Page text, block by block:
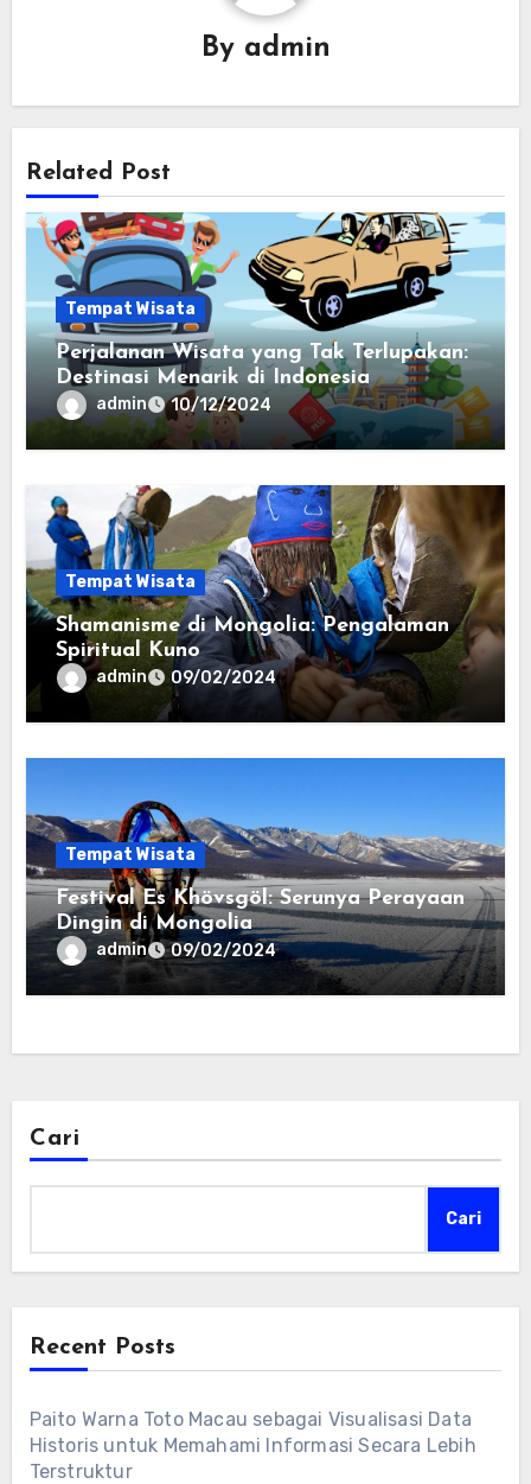
By admin
Related Post
Tempat Wisata
Perjalanan Wisata yang Tak Terlupakan:
Destinasi Menarik di Indonesia
admin 10/12/2024
Tempat Wisata
Shamanisme di Mongolia: Pengalaman
Spiritual Kuno
admin 09/02/2024
Tempat Wisata
Festival Es Khövsgöl: Serunya Perayaan
Dingin di Mongolia
admin 09/02/2024
Cari
Cari
Recent Posts
Paito Warna Toto Macau sebagai Visualisasi Data
Historis untuk Memahami Informasi Secara Lebih
Terstruktur